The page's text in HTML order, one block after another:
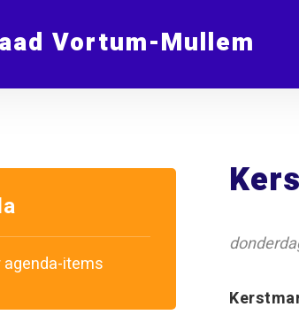
Vortum-Mullem
agenda-items